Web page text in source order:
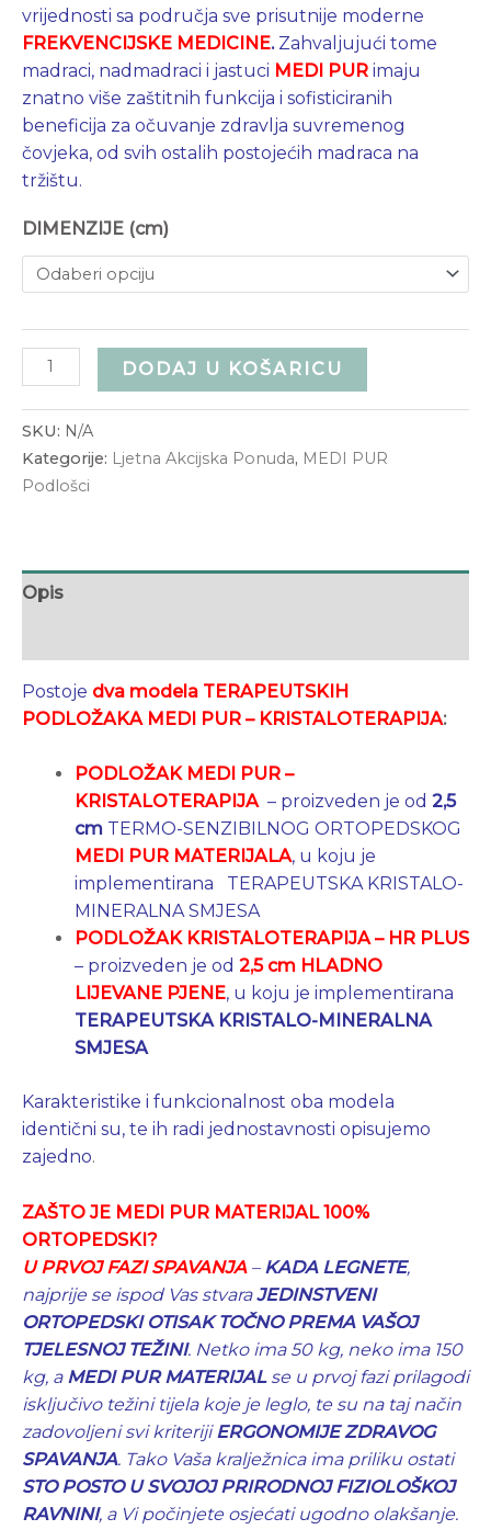
vrijednosti sa područja sve prisutnije moderne
FREKVENCIJSKE MEDICINE. Zahvaljujući tome
madraci, nadmadraci i jastuci MEDI PUR imaju
znatno više zaštitnih funkcija i sofisticiranih
beneficija za očuvanje zdravlja suvremenog
čovjeka, od svih ostalih postojećih madraca na
tržištu.
DIMENZIJE (cm)
DODAJ U KOŠARICU
SKU: N/A
Kategorije: Ljetna Akcijska Ponuda, MEDI PUR
Podlošci
Opis
Postoje dva modela TERAPEUTSKIH
PODLOŽAKA MEDI PUR – KRISTALOTERAPIJA:
PODLOŽAK MEDI PUR –
KRISTALOTERAPIJA– proizveden je od 2,5
cm TERMO-SENZIBILNOG ORTOPEDSKOG
MEDI PUR MATERIJALA, u koju je
implementirana TERAPEUTSKA KRISTALO-
MINERALNA SMJESA
PODLOŽAK KRISTALOTERAPIJA – HR PLUS
– proizveden je od 2,5 cm HLADNO
LIJEVANE PJENE, u koju je implementirana
TERAPEUTSKA KRISTALO-MINERALNA
SMJESA
Karakteristike i funkcionalnost oba modela
identični su, te ih radi jednostavnosti opisujemo
zajedno.
ZAŠTO JE MEDI PUR MATERIJAL 100%
ORTOPEDSKI?
U PRVOJ FAZI SPAVANJA– KADA LEGNETE,
najprije se ispod Vas stvaraJEDINSTVENI
ORTOPEDSKI OTISAK TOČNO PREMA VAŠOJ
TJELESNOJ TEŽINI. Netko ima 50 kg, neko ima 150
kg, a MEDI PUR MATERIJALse u prvoj fazi prilagodi
isključivo težini tijela koje je leglo, te su na taj način
zadovoljeni svi kriterijiERGONOMIJE ZDRAVOG
SPAVANJA. Tako Vaša kralježnica ima priliku ostati
STO POSTO U SVOJOJ PRIRODNOJ FIZIOLOŠKOJ
RAVNINI, a Vi počinjete osjećati ugodno olakšanje.